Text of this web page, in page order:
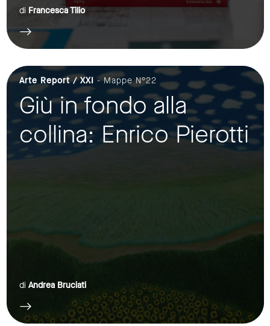
di Francesca Tilio
Arte Report / XXI - Mappe N°22
Giù in fondo alla
collina: Enrico Pierotti
di Andrea Bruciati